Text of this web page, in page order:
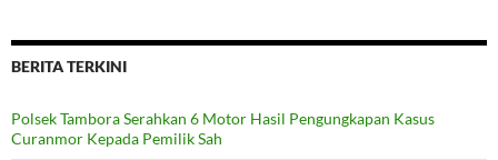
BERITA TERKINI
Polsek Tambora Serahkan 6 Motor Hasil Pengungkapan Kasus
Curanmor Kepada Pemilik Sah